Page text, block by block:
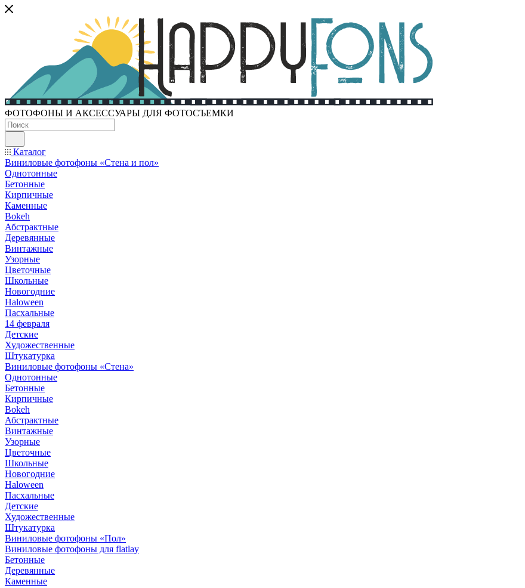
ФОТОФОНЫ И АКСЕССУАРЫ ДЛЯ ФОТОСЪЕМКИ
Каталог
Виниловые фотофоны «Стена и пол»
Однотонные
Бетонные
Кирпичные
Каменные
Bokeh
Абстрактные
Деревянные
Винтажные
Узорные
Цветочные
Школьные
Новогодние
Haloween
Пасхальные
14 февраля
Детские
Художественные
Штукатурка
Виниловые фотофоны «Стена»
Однотонные
Бетонные
Кирпичные
Bokeh
Абстрактные
Винтажные
Узорные
Цветочные
Школьные
Новогодние
Haloween
Пасхальные
Детские
Художественные
Штукатурка
Виниловые фотофоны «Пол»
Виниловые фотофоны для flatlay
Бетонные
Деревянные
Каменные